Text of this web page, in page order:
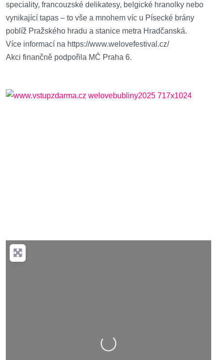
speciality, francouzské delikatesy, belgické hranolky nebo
vynikající tapas – to vše a mnohem víc u Písecké brány
poblíž Pražského hradu a stanice metra Hradčanská.
Více informací na https://www.welovefestival.cz/
Akci finančně podpořila MČ Praha 6.
Nahrávání….